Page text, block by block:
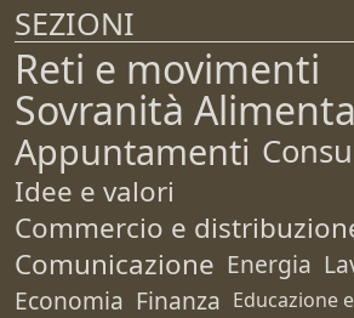
SEZIONI
Reti e movimenti
Sovranità
Appuntamenti
Idee e valori
Commercio e
Comunicazione Energia
Economia Finanza Educazione